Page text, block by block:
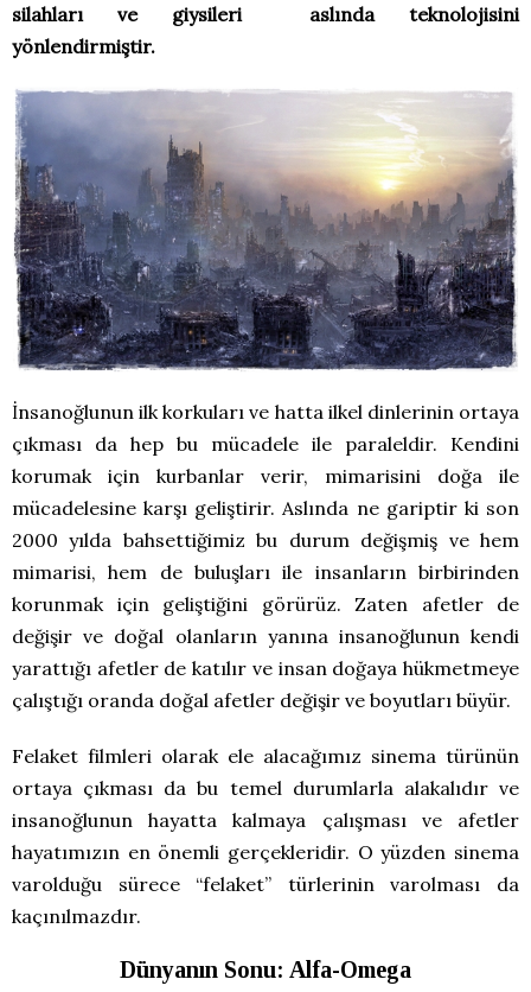
silahları ve giysileri aslında teknolojisini
yönlendirmiştir.
İnsanoğlunun ilk korkuları ve hatta ilkel dinlerinin ortaya
çıkması da hep bu mücadele ile paraleldir. Kendini
korumak için kurbanlar verir, mimarisini doğa ile
mücadelesine karşı geliştirir. Aslında ne gariptir ki son
2000 yılda bahsettiğimiz bu durum değişmiş ve hem
mimarisi, hem de buluşları ile insanların birbirinden
korunmak için geliştiğini görürüz. Zaten afetler de
değişir ve doğal olanların yanına insanoğlunun kendi
yarattığı afetler de katılır ve insan doğaya hükmetmeye
çalıştığı oranda doğal afetler değişir ve boyutları büyür.
Felaket filmleri olarak ele alacağımız sinema türünün
ortaya çıkması da bu temel durumlarla alakalıdır ve
insanoğlunun hayatta kalmaya çalışması ve afetler
hayatımızın en önemli gerçekleridir. O yüzden sinema
varolduğu sürece “felaket” türlerinin varolması da
kaçınılmazdır.
Dünyanın Sonu: Alfa-Omega